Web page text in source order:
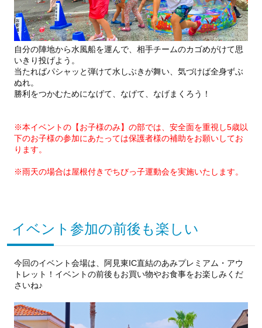
自分の陣地から水風船を運んで、相手チームのカゴめがけて思
いきり投げよう。
当たればパシャッと弾けて水しぶきが舞い、気づけば全身ずぶ
ぬれ。
勝利をつかむためになげて、なげて、なげまくろう！
※本イベントの【お子様のみ】の部では、安全面を重視し5歳以
下のお子様の参加にあたっては保護者様の補助をお願いしてお
ります。
※雨天の場合は屋根付きでちびっ子運動会を実施いたします。
イベント参加の前後も楽しい
今回のイベント会場は、阿見東IC直結のあみプレミアム・アウ
トレット！イベントの前後もお買い物やお食事をお楽しみくだ
さいね♪